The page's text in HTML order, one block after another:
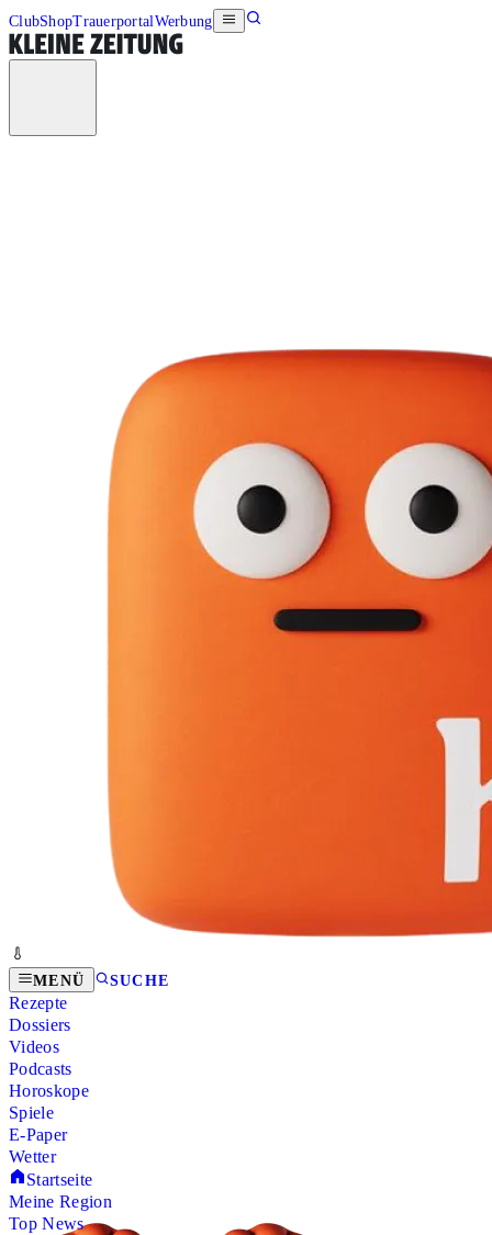
ClubShopTrauerportalWerbung
MENÜ SUCHE
Rezepte
Dossiers
Videos
Podcasts
Horoskope
Spiele
E-Paper
Wetter
Startseite
Meine Region
Top News